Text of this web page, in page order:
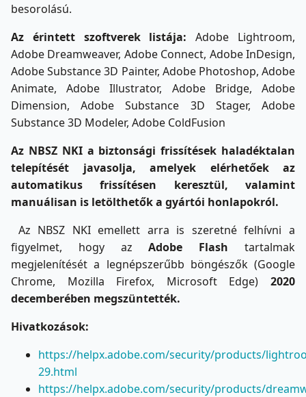
besorolású.
Az érintett szoftverek listája:Adobe Lightroom,
Adobe Dreamweaver, Adobe Connect, Adobe InDesign,
Adobe Substance 3D Painter, Adobe Photoshop, Adobe
Animate, Adobe Illustrator, Adobe Bridge, Adobe
Dimension, Adobe Substance 3D Stager, Adobe
Substance 3D Modeler, Adobe ColdFusion
Az NBSZ NKI a biztonsági frissítések haladéktalan
telepítését javasolja, amelyek elérhetőek az
automatikus frissítésen keresztül, valamint
manuálisan is letölthetők a gyártói honlapokról.
Az NBSZ NKI emellett arra is szeretné felhívni a
figyelmet, hogy az Adobe Flashtartalmak
megjelenítését a legnépszerűbb böngészők (Google
Chrome, Mozilla Firefox, Microsoft Edge) 2020
decemberében megszüntették.
Hivatkozások:
https://helpx.adobe.com/security/products/
29.html
https://helpx.adobe.com/security/products/